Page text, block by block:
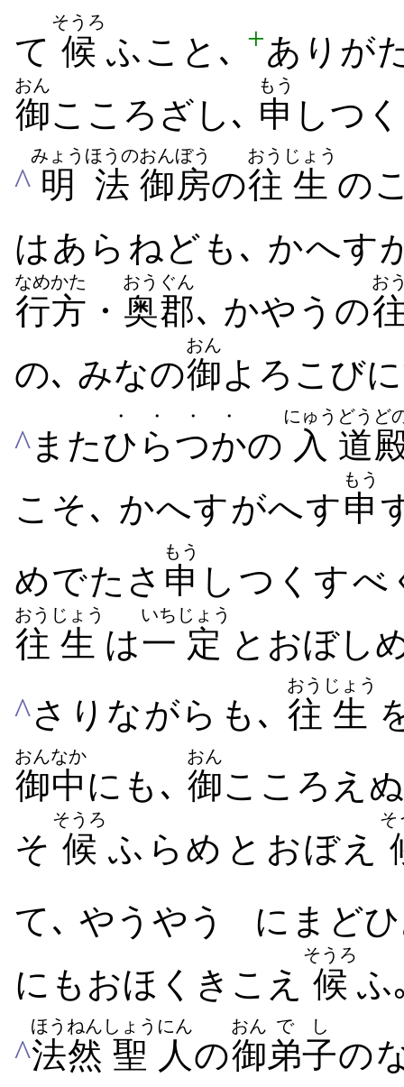
て 候
そうろ
ふ​こと､ +ありが
御
おん
こころざし､ 申
もう
し​つ
^ 明
みょう
法
ほうの
御房
おんぼう
の往
おう
生
じょう
の​
は​あら​ねども､ かへす
行方
なめかた
・ 奥郡
おうぐん
､ かやう​の
お
の､ みな​の御
おん
よろこび​
^またひら
・・
つか
・・
の 入
にゅう
道
どう ど
こそ､ かへすがへす申
もう
めでたさ 申
もう
し​つくす​べ
往
おう
生
じょう
は一
いち
定
じょう
と​おぼし
^さりながら​も､ 往
おう
生
じょう
御中
おんなか
にも､ 御
おん
こころえ​
そ 候
そうろ
ふ​らめ​と​おぼえ
そ
て､ やうやう
に​まど
にも​おほく​きこえ 候
そうろ
ふ
^法然
ほうねん
聖
しょう
人
にん
の御
おん
弟子
でし
の​